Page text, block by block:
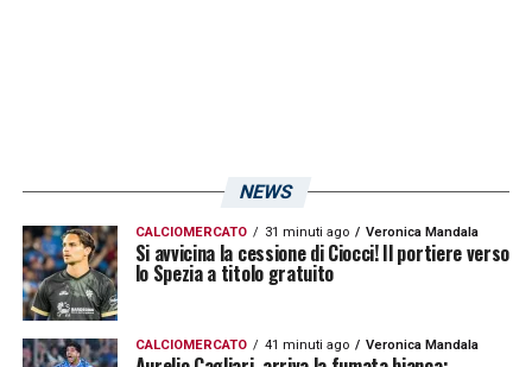
NEWS
CALCIOMERCATO 31 minuti ago Veronica Mandala
Si avvicina la cessione di Ciocci! Il portiere verso
lo Spezia a titolo gratuito
CALCIOMERCATO 41 minuti ago Veronica Mandala